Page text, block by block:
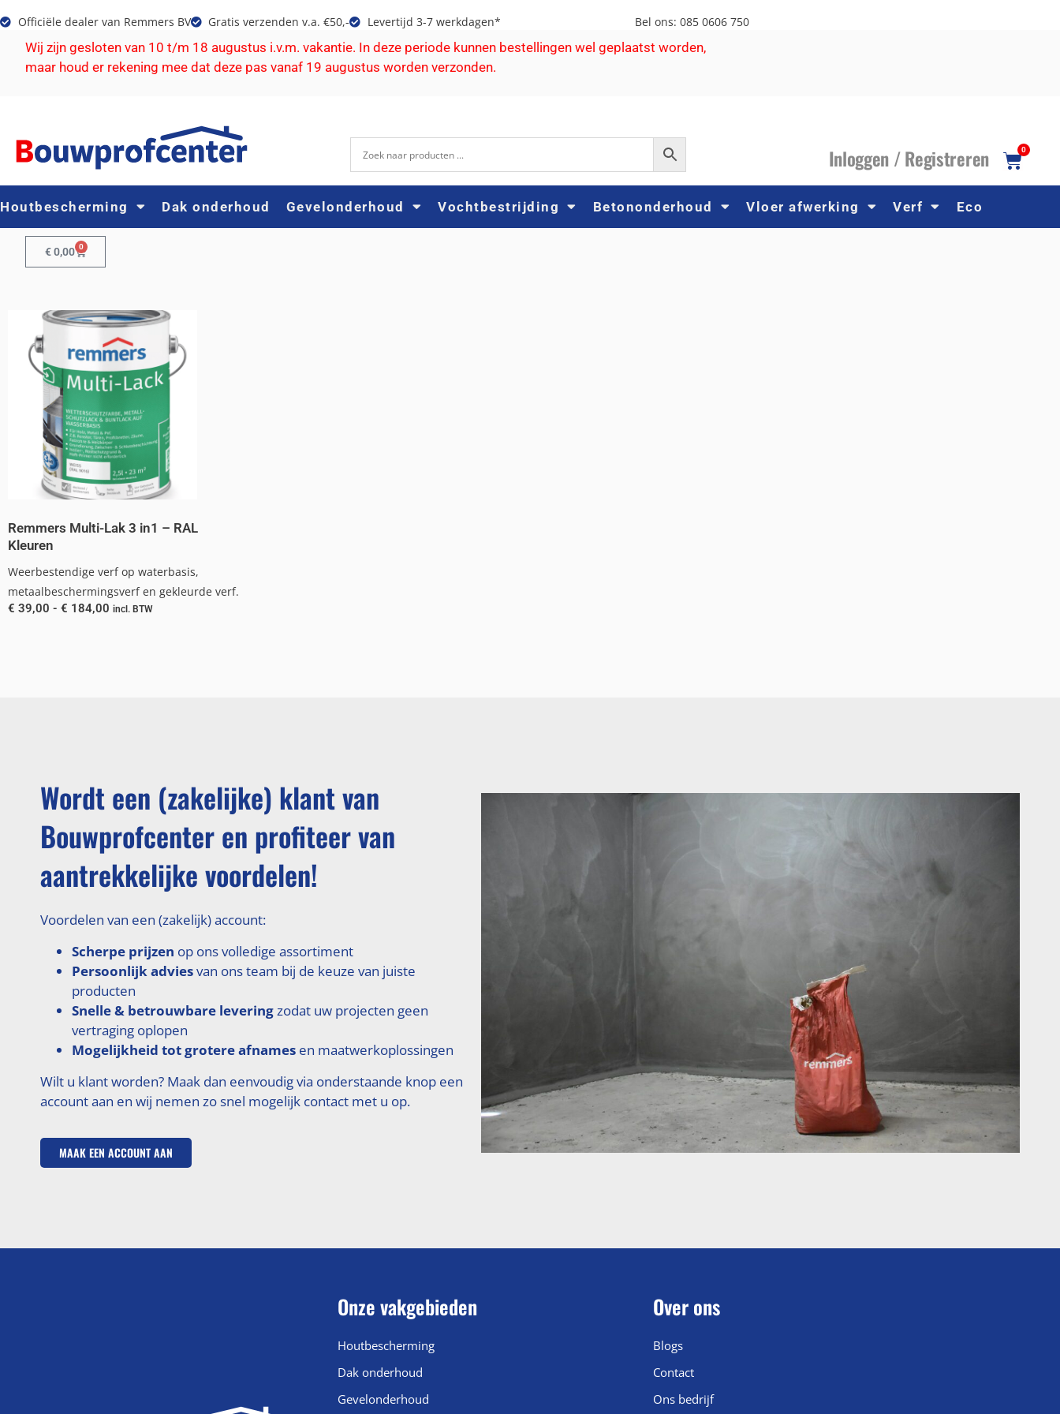
Officiële dealer van Remmers BV Gratis verzenden v.a. €50,- Levertijd 3-7 werkdagen* Bel ons: 085 0606 750
Wij zijn gesloten van 10 t/m 18 augustus i.v.m. vakantie. In deze periode kunnen bestellingen wel geplaatst worden,
maar houd er rekening mee dat deze pas vanaf 19 augustus worden verzonden.
Inloggen /Registreren 0
Houtbescherming Dak onderhoud Gevelonderhoud Vochtbestrijding Betononderhoud Vloer afwerking Verf Eco
€0,00 0
Remmers Multi-Lak 3 in1 – RAL
Kleuren
Weerbestendige verf op waterbasis,
metaalbeschermingsverf en gekleurde verf.
€ 39,00 - € 184,00 incl. BTW
Wordt een (zakelijke) klant van
Bouwprofcenter en profiteer van
aantrekkelijke voordelen!
Voordelen van een (zakelijk) account:
Scherpe prijzen op ons volledige assortiment
Persoonlijk adviesvan ons team bij de keuze van juiste
producten
Snelle & betrouwbare levering zodat uw projecten geen
vertraging oplopen
Mogelijkheid tot grotere afnames en maatwerkoplossingen
Wilt u klant worden? Maak dan eenvoudig via onderstaande knop een
account aan en wij nemen zo snel mogelijk contact met u op.
MAAK EEN ACCOUNT AAN
Onze vakgebieden
Houtbescherming
Dak onderhoud
Gevelonderhoud
Over ons
Blogs
Contact
Ons bedrijf